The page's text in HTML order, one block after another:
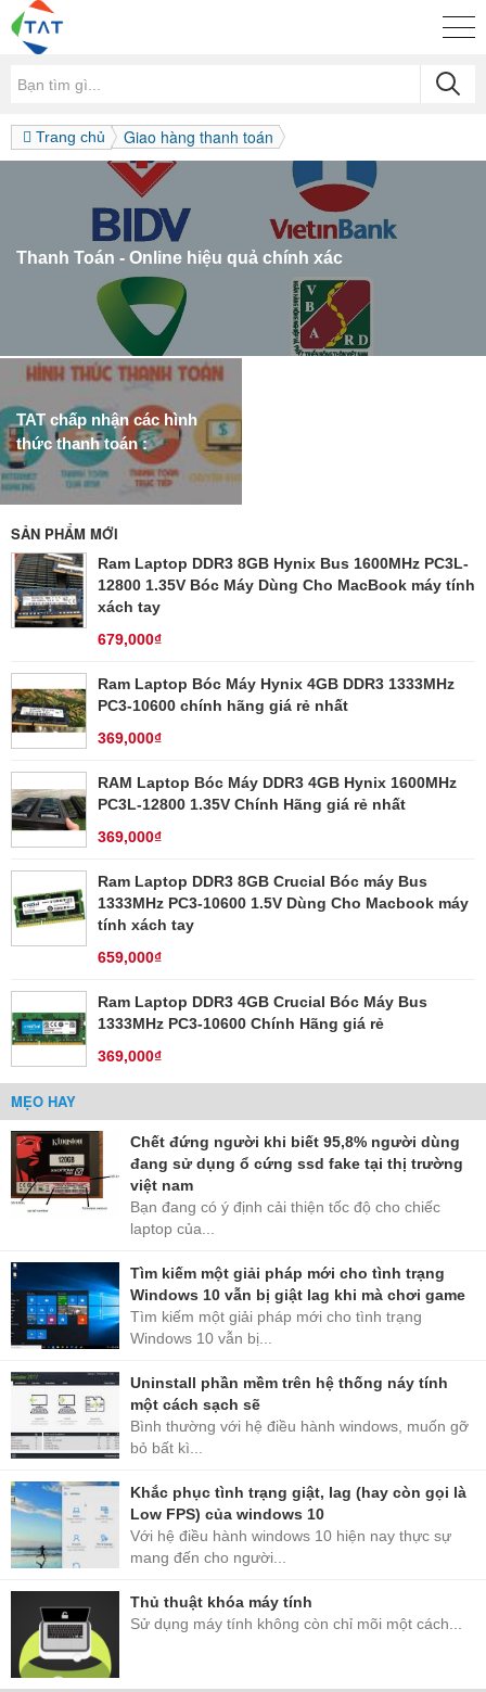
Trang chủ Giao hàng thanh toán
Thanh Toán - Online hiệu quả chính xác
TAT chấp nhận các hình
thức thanh toán :
SẢN PHẨM MỚI
Ram Laptop DDR3 8GB Hynix Bus 1600MHz PC3L-
12800 1.35V Bóc Máy Dùng Cho MacBook máy tính
xách tay
679,000₫
Ram Laptop Bóc Máy Hynix 4GB DDR3 1333MHz
PC3-10600 chính hãng giá rẻ nhất
369,000₫
RAM Laptop Bóc Máy DDR3 4GB Hynix 1600MHz
PC3L-12800 1.35V Chính Hãng giá rẻ nhất
369,000₫
Ram Laptop DDR3 8GB Crucial Bóc máy Bus
1333MHz PC3-10600 1.5V Dùng Cho Macbook máy
tính xách tay
659,000₫
Ram Laptop DDR3 4GB Crucial Bóc Máy Bus
1333MHz PC3-10600 Chính Hãng giá rẻ
369,000₫
MẸO HAY
Chết đứng người khi biết 95,8% người dùng
đang sử dụng ổ cứng ssd fake tại thị trường
việt nam
Bạn đang có ý định cải thiện tốc độ cho chiếc
laptop của...
Tìm kiếm một giải pháp mới cho tình trạng
Windows 10 vẫn bị giật lag khi mà chơi game
Tìm kiếm một giải pháp mới cho tình trạng
Windows 10 vẫn bị...
Uninstall phần mềm trên hệ thống náy tính
một cách sạch sẽ
Bình thường với hệ điều hành windows, muốn gỡ
bỏ bất kì...
Khắc phục tình trạng giật, lag (hay còn gọi là
Low FPS) của windows 10
Với hệ điều hành windows 10 hiện nay thực sự
mang đến cho người...
Thủ thuật khóa máy tính
Sử dụng máy tính không còn chỉ mõi một cách...